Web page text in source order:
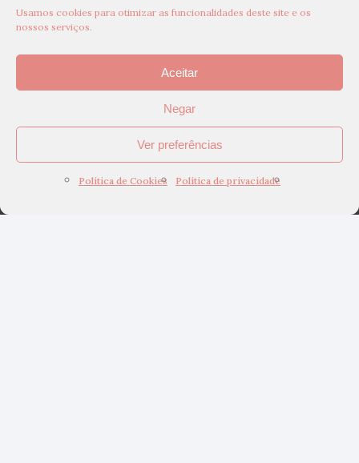
Usamos cookies para otimizar as funcionalidades deste site e os
nossos serviços.
Aceitar
Negar
Ver preferências
Política de Cookies Política de privacidade